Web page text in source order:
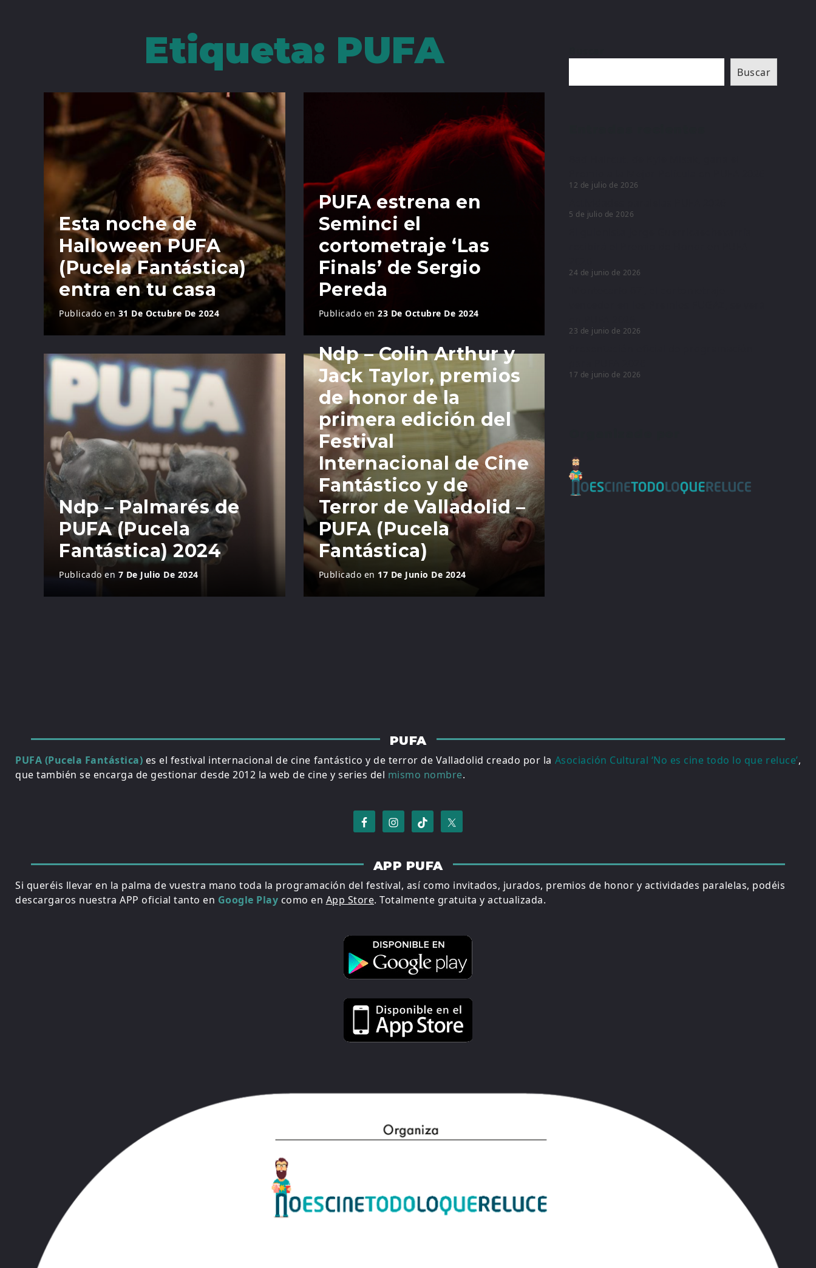
Etiqueta: PUFA
Esta noche de
Halloween PUFA
(Pucela Fantástica)
entra en tu casa
Publicado en 31 De Octubre De 2024
PUFA estrena en
Seminci el
cortometraje ‘Las
Finals’ de Sergio
Pereda
Publicado en 23 De Octubre De 2024
Ndp – Palmarés de
PUFA (Pucela
Fantástica) 2024
Publicado en 7 De Julio De 2024
Ndp – Colin Arthur y
Jack Taylor, premios
de honor de la
primera edición del
Festival
Internacional de Cine
Fantástico y de
Terror de Valladolid –
PUFA (Pucela
Fantástica)
Publicado en 17 De Junio De 2024
Buscar
12 de julio de 2026
5 de julio de 2026
24 de junio de 2026
23 de junio de 2026
17 de junio de 2026
PUFA
PUFA (Pucela Fantástica) es el festival internacional de cine fantástico y de terror de Valladolid creado por la Asociación Cultural ‘No es cine todo lo que reluce’,
que también se encarga de gestionar desde 2012 la web de cine y series del mismo nombre.
APP PUFA
Si queréis llevar en la palma de vuestra mano toda la programación del festival, así como invitados, jurados, premios de honor y actividades paralelas, podéis
descargaros nuestra APP oficial tanto en Google Play como en App Store. Totalmente gratuita y actualizada.